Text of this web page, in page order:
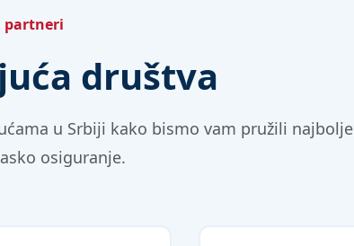
partneri
društva
u Srbiji kako bismo vam pružili najbolje
osiguranje.